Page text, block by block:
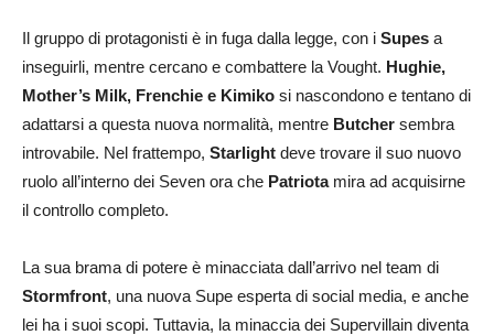
Il gruppo di protagonisti è in fuga dalla legge, con i Supes a
inseguirli, mentre cercano e combattere la Vought. Hughie,
Mother’s Milk, Frenchie e Kimiko si nascondono e tentano di
adattarsi a questa nuova normalità, mentre Butcher sembra
introvabile. Nel frattempo, Starlight deve trovare il suo nuovo
ruolo all’interno dei Seven ora che Patriotamira ad acquisirne
il controllo completo.
La sua brama di potere è minacciata dall’arrivo nel team di
Stormfront, una nuova Supe esperta di social media, e anche
lei ha i suoi scopi. Tuttavia, la minaccia dei Supervillain diventa